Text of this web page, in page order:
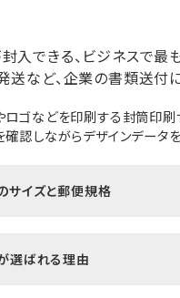
洋4タテ封筒
ービス
入できる、ビジネスで最
など、企業の書類送付
ゴなどを印刷する封筒印刷
確認しながらデザインデータ
サイズと郵便規格
：A4横3つ折り
選ばれる理由